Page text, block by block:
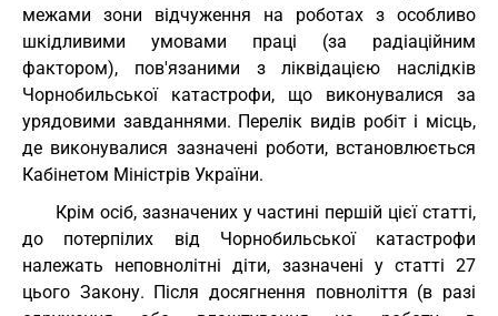
межами зони відчуження на роботах з особливо
шкідливими умовами праці (за радіаційним
фактором), пов'язаними з ліквідацією наслідків
Чорнобильської катастрофи, що виконувалися за
урядовими завданнями. Перелік видів робіт і місць,
де виконувалися зазначені роботи, встановлюється
Кабінетом Міністрів України.
Крім осіб, зазначених у частині першій цієї статті,
до потерпілих від Чорнобильської катастрофи
належать неповнолітні діти, зазначені у статті 27
цього Закону. Після досягнення повноліття (в разі